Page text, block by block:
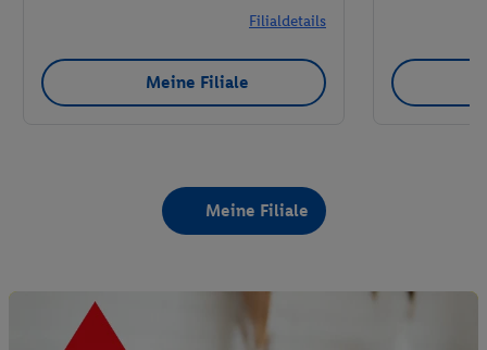
Filialdetails
Meine Filiale
Meine Filiale